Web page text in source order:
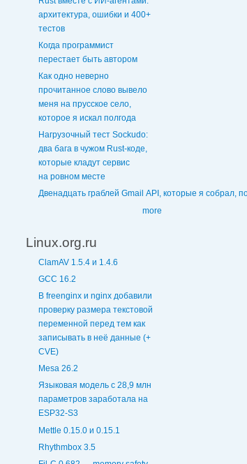
архитектура, ошибки и 400+
тестов
Когда программист
перестает быть автором
Как одно неверно
прочитанное слово вывело
меня на прусское село,
которое я искал полгода
Нагрузочный тест Sockudo:
два бага в чужом Rust‑коде,
которые кладут сервис
на ровном месте
Двенадцать граблей Gmail API, которые я собрал,
more
Linux.org.ru
ClamAV 1.5.4 и 1.4.6
GCC 16.2
В freenginx и nginx добавили
проверку размера текстовой
переменной перед тем как
записывать в неё данные (+
CVE)
Mesa 26.2
Языковая модель с 28,9 млн
параметров заработала на
ESP32-S3
Mettle 0.15.0 и 0.15.1
Rhythmbox 3.5